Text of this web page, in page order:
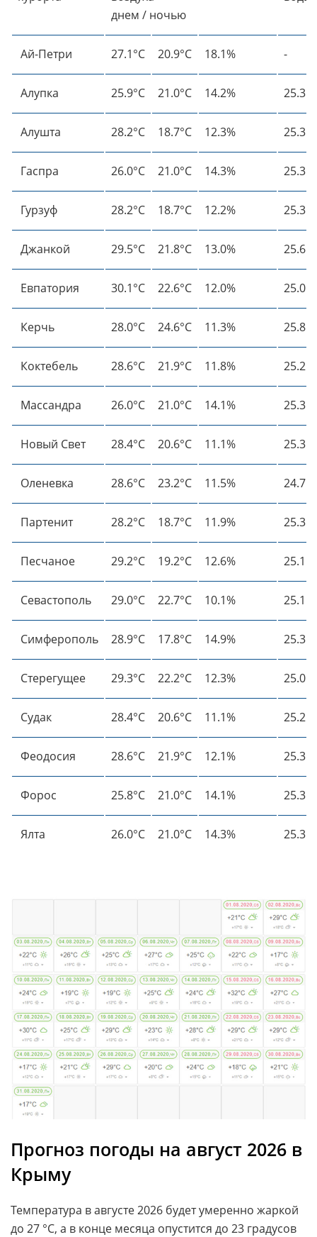
днем / ночью
Ай-Петри 27.1°C 20.9°C 18.1% -
Алупка 25.9°C 21.0°C 14.2% 25.3°C
Алушта 28.2°C 18.7°C 12.3% 25.3°C
Гаспра 26.0°C 21.0°C 14.3% 25.3°C
Гурзуф 28.2°C 18.7°C 12.2% 25.3°C
Джанкой 29.5°C 21.8°C 13.0% 25.6°C
Евпатория 30.1°C 22.6°C 12.0% 25.0°C
Керчь 28.0°C 24.6°C 11.3% 25.8°C
Коктебель 28.6°C 21.9°C 11.8% 25.2°C
Массандра 26.0°C 21.0°C 14.1% 25.3°C
Новый Свет 28.4°C 20.6°C 11.1% 25.3°C
Оленевка 28.6°C 23.2°C 11.5% 24.7°C
Партенит 28.2°C 18.7°C 11.9% 25.3°C
Песчаное 29.2°C 19.2°C 12.6% 25.1°C
Севастополь 29.0°C 22.7°C 10.1% 25.1°C
Симферополь 28.9°C 17.8°C 14.9% 25.3°C
Стерегущее 29.3°C 22.2°C 12.3% 25.0°C
Судак 28.4°C 20.6°C 11.1% 25.2°C
Феодосия 28.6°C 21.9°C 12.1% 25.3°C
Форос 25.8°C 21.0°C 14.1% 25.3°C
Ялта 26.0°C 21.0°C 14.3% 25.3°C
Прогноз погоды на август 2026 в
Крыму
Температура в августе 2026 будет умеренно жаркой
до 27 °C, а в конце месяца опустится до 23 градусов